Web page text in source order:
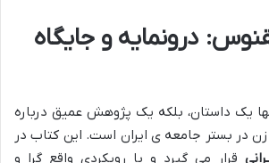
درونمایه و جایگاه
یک داستان، بلکه یک پژوهش عمیق درباره
در بستر جامعه ی ایران است. این کتاب در
قرار می گیرد و با رویکردی واقع گرا و